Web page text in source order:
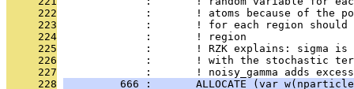
     222
:       ! atoms because of the
     223
:       ! for each region
     224
              :       ! region
     225
:       ! RZK explains: sigma
     226
:       ! with the stochastic
     227
:       ! noisy_gamma adds
     228
666 :       ALLOCATE